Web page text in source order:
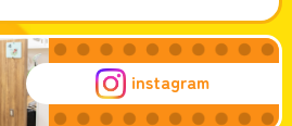
instagram